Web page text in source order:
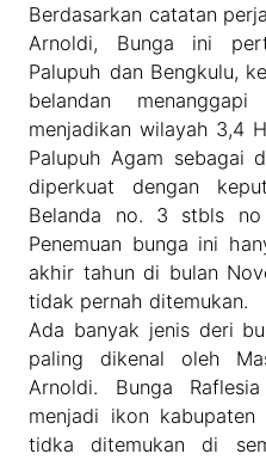
Berdasarkan catatan
Arnoldi, Bunga ini
Palupuh dan Bengkulu,
belandan
menjadikan wilayah 3,4
Palupuh Agam sebagai
diperkuat dengan
Belanda no. 3 stbls no
Penemuan bunga ini
akhir tahun di bulan
tidak pernah ditemukan.
Ada banyak jenis deri
paling dikenal oleh
Arnoldi. Bunga
menjadi ikon kabupaten
tidka ditemukan di